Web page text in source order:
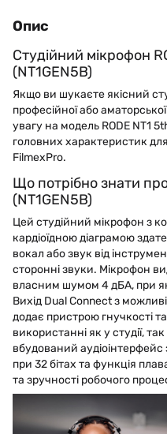
Опис
Студійний мікрофон
(NT1GEN5B)
Якщо ви шукаєте якісний
професійної або
увагу на модель RODE NT1
головних характеристик
FilmexPro.
Що потрібно знати
(NT1GEN5B)
Цей студійний мікрофон з
кардіоїдною діаграмою
вокал або звук від
сторонні звуки. Мікрофон
власним шумом 4 дБА, при
Вихід Dual Connect з
додає пристрою гнучкості
використанні як у студії,
вбудований
при 32 бітах та функція
та зручності робочого